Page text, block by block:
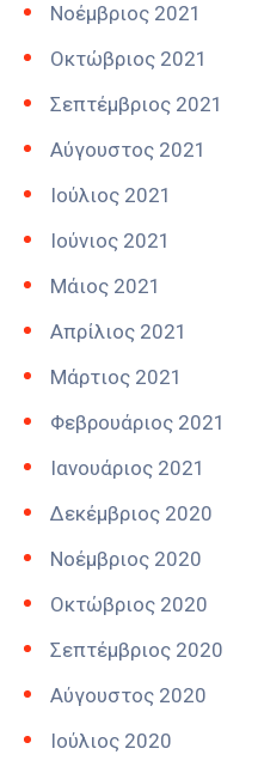
Νοέμβριος 2021
Οκτώβριος 2021
Σεπτέμβριος 2021
Αύγουστος 2021
Ιούλιος 2021
Ιούνιος 2021
Μάιος 2021
Απρίλιος 2021
Μάρτιος 2021
Φεβρουάριος 2021
Ιανουάριος 2021
Δεκέμβριος 2020
Νοέμβριος 2020
Οκτώβριος 2020
Σεπτέμβριος 2020
Αύγουστος 2020
Ιούλιος 2020